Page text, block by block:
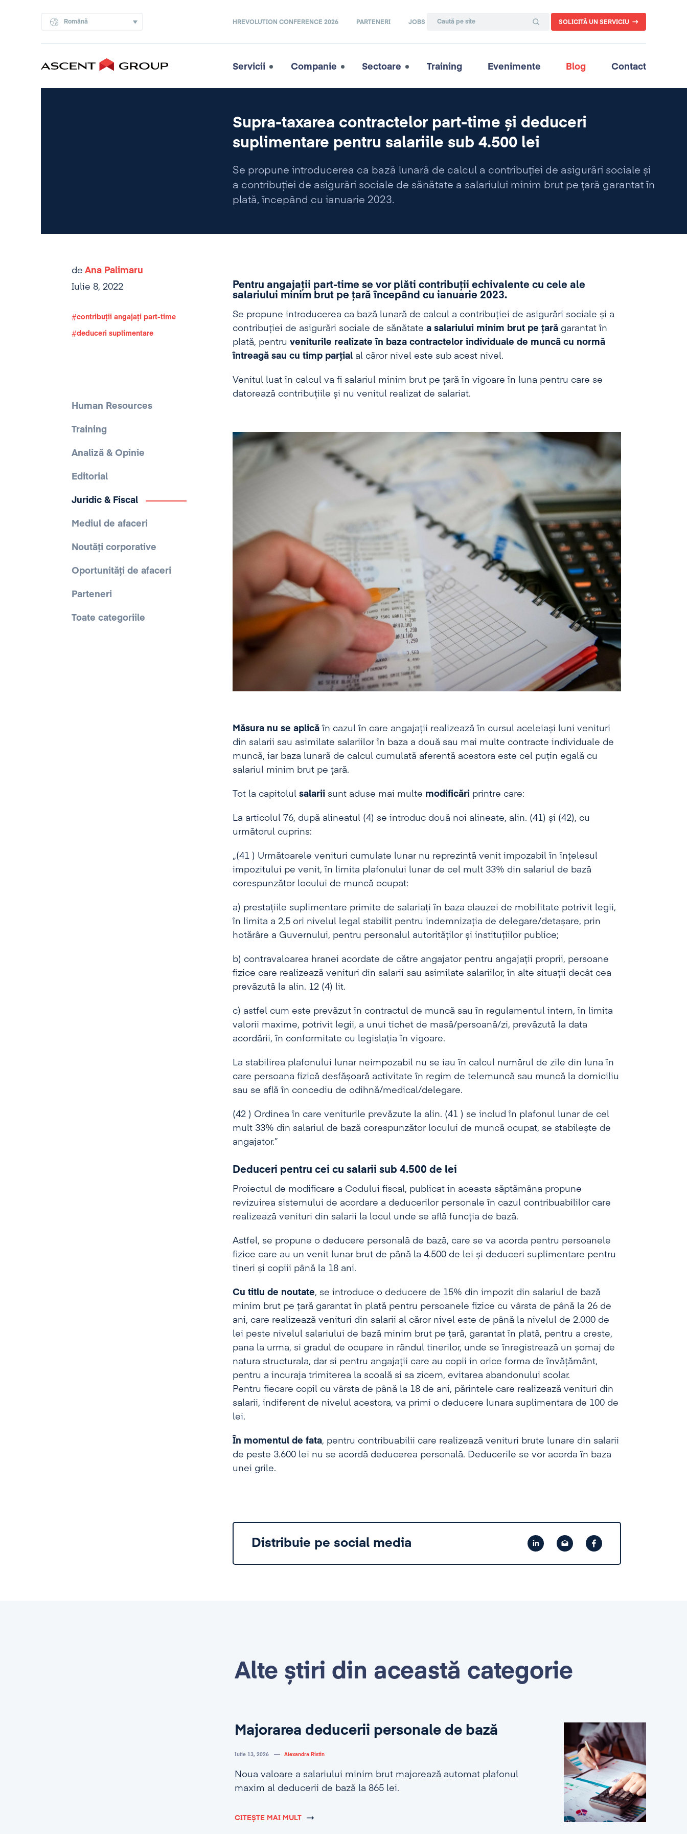
Română HREVOLUTION CONFERENCE 2026 PARTENERI JOBS SOLICITĂ UN SERVICIU
Servicii Companie Sectoare Training Evenimente Blog Contact
Supra-taxarea contractelor part-time și deduceri
suplimentare pentru salariile sub 4.500 lei
Se propune introducerea ca bază lunară de calcul a contribuției de asigurări sociale și
a contribuției de asigurări sociale de sănătate a salariului minim brut pe țară garantat în
plată, începând cu ianuarie 2023.
de Ana Palimaru
Iulie 8, 2022
contribuții angajați part-time
deduceri suplimentare
Human Resources
Training
Analiză & Opinie
Editorial
Juridic & Fiscal
Mediul de afaceri
Noutăți corporative
Oportunități de afaceri
Parteneri
Toate categoriile
Pentru angajații part-time se vor plăti contribuții echivalente cu cele ale
salariului minim brut pe țară începând cu ianuarie 2023.
Se propune introducerea ca bază lunară de calcul a contribuției de asigurări sociale și a
contribuției de asigurări sociale de sănătate a salariului minim brut pe țarăgarantat în
plată, pentru veniturile realizate în baza contractelor individuale de muncă cu normă
întreagă sau cu timp parțialal căror nivel este sub acest nivel.
Venitul luat în calcul va fi salariul minim brut pe țară în vigoare în luna pentru care se
datorează contribuțiile și nu venitul realizat de salariat.
Măsura nu se aplicăîn cazul în care angajații realizează în cursul aceleiași luni venituri
din salarii sau asimilate salariilor în baza a două sau mai multe contracte individuale de
muncă, iar baza lunară de calcul cumulată aferentă acestora este cel puțin egală cu
salariul minim brut pe țară.
Tot la capitolul salarii sunt aduse mai multe modificări printre care:
La articolul 76, după alineatul (4) se introduc două noi alineate, alin. (41) și (42), cu
următorul cuprins:
„(41 ) Următoarele venituri cumulate lunar nu reprezintă venit impozabil în înțelesul
impozitului pe venit, în limita plafonului lunar de cel mult 33% din salariul de bază
corespunzător locului de muncă ocupat:
a) prestațiile suplimentare primite de salariați în baza clauzei de mobilitate potrivit legii,
în limita a 2,5 ori nivelul legal stabilit pentru indemnizația de delegare/detașare, prin
hotărâre a Guvernului, pentru personalul autorităților și instituțiilor publice;
b) contravaloarea hranei acordate de către angajator pentru angajații proprii, persoane
fizice care realizează venituri din salarii sau asimilate salariilor, în alte situații decât cea
prevăzută la alin. 12 (4) lit.
c) astfel cum este prevăzut în contractul de muncă sau în regulamentul intern, în limita
valorii maxime, potrivit legii, a unui tichet de masă/persoană/zi, prevăzută la data
acordării, în conformitate cu legislația în vigoare.
La stabilirea plafonului lunar neimpozabil nu se iau în calcul numărul de zile din luna în
care persoana fizică desfășoară activitate în regim de telemuncă sau muncă la domiciliu
sau se află în concediu de odihnă/medical/delegare.
(42 ) Ordinea în care veniturile prevăzute la alin. (41 ) se includ în plafonul lunar de cel
mult 33% din salariul de bază corespunzător locului de muncă ocupat, se stabilește de
angajator.”
Deduceri pentru cei cu salarii sub 4.500 de lei
Proiectul de modificare a Codului fiscal, publicat in aceasta săptămâna propune
revizuirea sistemului de acordare a deducerilor personale în cazul contribuabililor care
realizează venituri din salarii la locul unde se află funcția de bază.
Astfel, se propune o deducere personală de bază, care se va acorda pentru persoanele
fizice care au un venit lunar brut de până la 4.500 de lei și deduceri suplimentare pentru
tineri și copiii până la 18 ani.
Cu titlu de noutate, se introduce o deducere de 15% din impozit din salariul de bază
minim brut pe ţară garantat în plată pentru persoanele fizice cu vârsta de până la 26 de
ani, care realizează venituri din salarii al căror nivel este de până la nivelul de 2.000 de
lei peste nivelul salariului de bază minim brut pe ţară, garantat în plată, pentru a creste,
pana la urma, si gradul de ocupare in rândul tinerilor, unde se înregistrează un șomaj de
natura structurala, dar si pentru angajații care au copii in orice forma de învățământ,
pentru a incuraja trimiterea la scoală si sa zicem, evitarea abandonului scolar.
Pentru fiecare copil cu vârsta de până la 18 de ani, părintele care realizează venituri din
salarii, indiferent de nivelul acestora, va primi o deducere lunara suplimentara de 100 de
lei.
În momentul de fata, pentru contribuabilii care realizează venituri brute lunare din salarii
de peste 3.600 lei nu se acordă deducerea personală. Deducerile se vor acorda în baza
unei grile.
Distribuie pe social media
Alte știri din această categorie
Majorarea deducerii personale de bază
Iulie 13, 2026 Alexandra Ristin
Noua valoare a salariului minim brut majorează automat plafonul
maxim al deducerii de bază la 865 lei.
CITEȘTE MAI MULT